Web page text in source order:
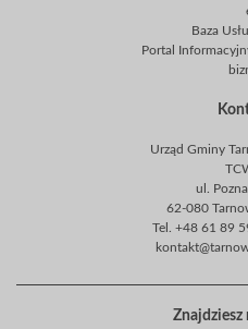
Baza
Portal
Urząd Gminy
ul.
62-080
Tel. +48 61 89
Znajdziesz